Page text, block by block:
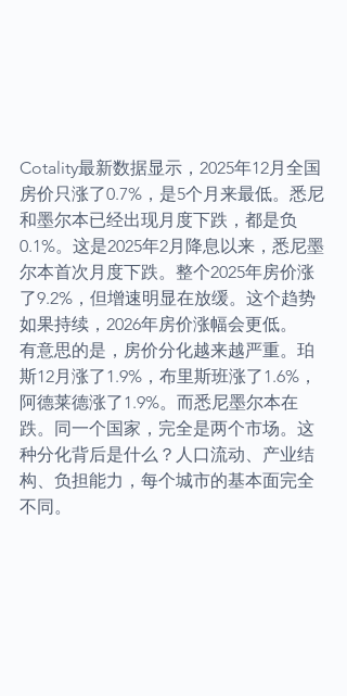
Cotality最新数据显示，2025年12月全国
房价只涨了0.7%，是5个月来最低。悉尼
和墨尔本已经出现月度下跌，都是负
0.1%。这是2025年2月降息以来，悉尼墨
尔本首次月度下跌。整个2025年房价涨
了9.2%，但增速明显在放缓。这个趋势
如果持续，2026年房价涨幅会更低。
有意思的是，房价分化越来越严重。珀
斯12月涨了1.9%，布里斯班涨了1.6%，
阿德莱德涨了1.9%。而悉尼墨尔本在
跌。同一个国家，完全是两个市场。这
种分化背后是什么？人口流动、产业结
构、负担能力，每个城市的基本面完全
不同。